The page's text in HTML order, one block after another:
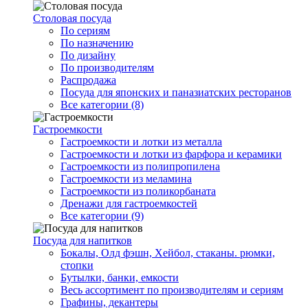
Столовая посуда
По сериям
По назначению
По дизайну
По производителям
Распродажа
Посуда для японских и паназиатских ресторанов
Все категории (8)
Гастроемкости
Гастроемкости и лотки из металла
Гастроемкости и лотки из фарфора и керамики
Гастроемкости из полипропилена
Гастроемкости из меламина
Гастроемкости из поликорбаната
Дренажи для гастроемкостей
Все категории (9)
Посуда для напитков
Бокалы, Олд фэшн, Хейбол, стаканы. рюмки,
стопки
Бутылки, банки, емкости
Весь ассортимент по производителям и сериям
Графины, декантеры